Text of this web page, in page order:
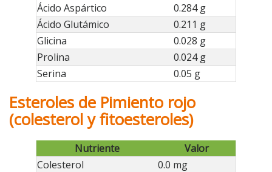
Ácido Aspártico
0.284 g
Ácido Glutámico
0.211 g
Glicina
0.028 g
Prolina
0.024 g
Serina
0.05 g
Esteroles de Pimiento rojo
(colesterol y fitoesteroles)
Nutriente
Valor
Colesterol
0.0 mg